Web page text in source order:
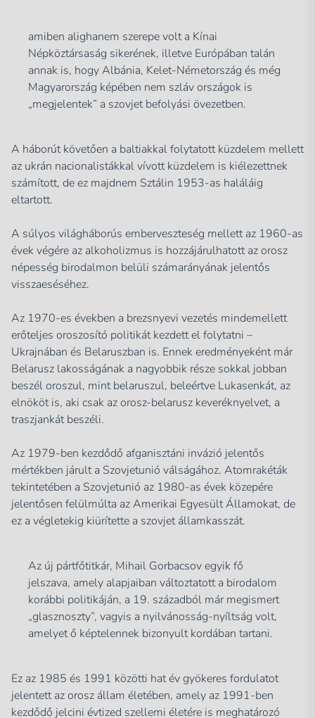
amiben alighanem szerepe volt a Kínai
Népköztársaság sikerének, illetve Európában talán
annak is, hogy Albánia, Kelet-Németország és még
Magyarország képében nem szláv országok is
„megjelentek” a szovjet befolyási övezetben.
A háborút követően a baltiakkal folytatott küzdelem mellett
az ukrán nacionalistákkal vívott küzdelem is kiélezettnek
számított, de ez majdnem Sztálin 1953-as haláláig
eltartott.
A súlyos világháborús emberveszteség mellett az 1960-as
évek végére az alkoholizmus is hozzájárulhatott az orosz
népesség birodalmon belüli számarányának jelentős
visszaeséséhez.
Az 1970-es években a brezsnyevi vezetés mindemellett
erőteljes oroszosító politikát kezdett el folytatni –
Ukrajnában és Belaruszban is. Ennek eredményeként már
Belarusz lakosságának a nagyobbik része sokkal jobban
beszél oroszul, mint belaruszul, beleértve Lukasenkát, az
elnököt is, aki csak az orosz-belarusz keveréknyelvet, a
traszjankát beszéli.
Az 1979-ben kezdődő afganisztáni invázió jelentős
mértékben járult a Szovjetunió válságához. Atomrakéták
tekintetében a Szovjetunió az 1980-as évek közepére
jelentősen felülmúlta az Amerikai Egyesült Államokat, de
ez a végletekig kiürítette a szovjet államkasszát.
Az új pártfőtitkár, Mihail Gorbacsov egyik fő
jelszava, amely alapjaiban változtatott a birodalom
korábbi politikáján, a 19. századból már megismert
„glasznoszty”, vagyis a nyilvánosság-nyíltság volt,
amelyet ő képtelennek bizonyult kordában tartani.
Ez az 1985 és 1991 közötti hat év gyökeres fordulatot
jelentett az orosz állam életében, amely az 1991-ben
kezdődő jelcini évtized szellemi életére is meghatározó